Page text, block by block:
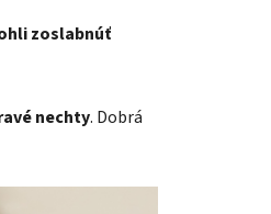
zoslabnúť
nechty. Dobrá